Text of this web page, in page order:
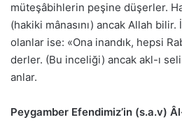
müteşâbihlerin peşine düşerler.
(hakiki mânasını) ancak Allah
olanlar ise: «Ona inandık, hepsi
derler. (Bu inceliği) ancak akl-ı
anlar.
Peygamber Efendimiz’in (s.a.v)